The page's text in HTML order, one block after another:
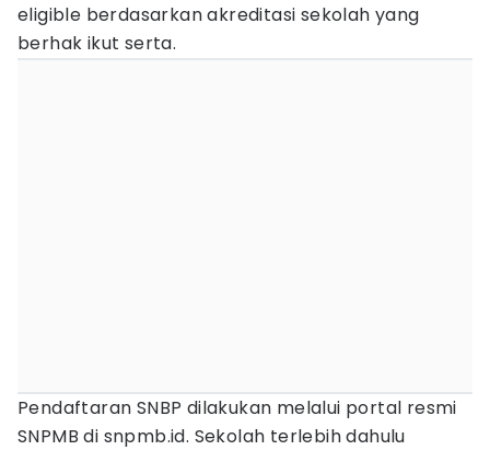
eligible berdasarkan akreditasi sekolah yang
berhak ikut serta.
Pendaftaran SNBP dilakukan melalui portal resmi
SNPMB di snpmb.id. Sekolah terlebih dahulu